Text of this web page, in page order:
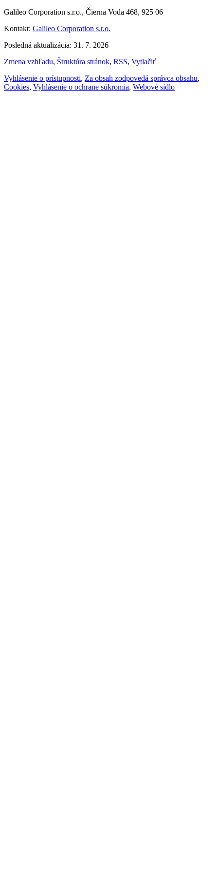
Galileo Corporation s.r.o., Čierna Voda 468, 925 06
Kontakt: Galileo Corporation s.r.o.
Posledná aktualizácia: 31. 7. 2026
Zmena vzhľadu, Štruktúra stránok, RSS, Vytlačiť
Vyhlásenie o prístupnosti, Za obsah zodpovedá správca obsahu,
Cookies, Vyhlásenie o ochrane súkromia, Webové sídlo